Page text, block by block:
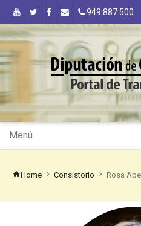
949 887 500
Menú
Home Consistorio Rosa